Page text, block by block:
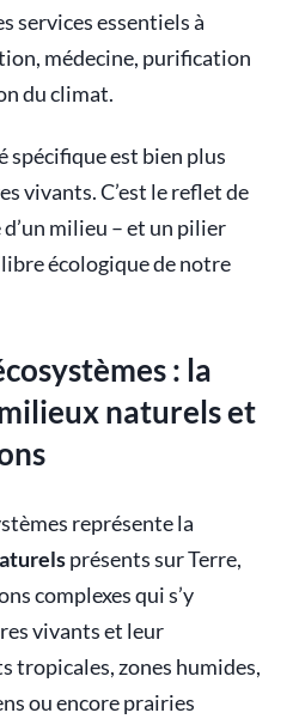
services essentiels à
médecine, purification
du climat.
spécifique est bien plus
vivants. C’est le reflet de
milieu – et un pilier
écologique de notre
: la
naturels et
représente la
présents sur Terre,
complexes qui s’y
vivants et leur
tropicales, zones humides,
ou encore prairies